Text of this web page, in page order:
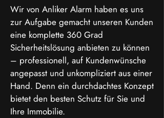
Wir von Anliker Alarm haben es uns
zur Aufgabe gemacht unseren Kunden
eine komplette 360 Grad
Sicherheitslösung anbieten zu können
– professionell, auf Kundenwünsche
angepasst und unkompliziert aus einer
Hand. Denn ein durchdachtes Konzept
bietet den besten Schutz für Sie und
Ihre Immobilie.